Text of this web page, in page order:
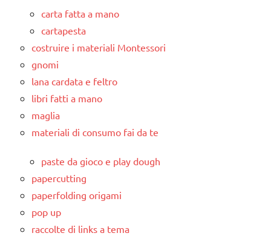
carta fatta a mano
cartapesta
costruire i materiali Montessori
gnomi
lana cardata e feltro
libri fatti a mano
maglia
materiali di consumo fai da te
paste da gioco e play dough
papercutting
paperfolding origami
pop up
raccolte di links a tema